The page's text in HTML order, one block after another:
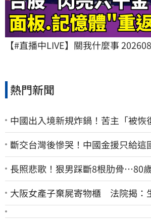
【#直播中LIVE】關我什麼事
熱門新聞
中國出入境新規炸鍋！苦主「被恢
斷交台灣後慘哭！中國金援只給這
長照悲歌！狠男踩斷8根肋骨…80
大阪女產子棄屍寄物櫃 法院揭：